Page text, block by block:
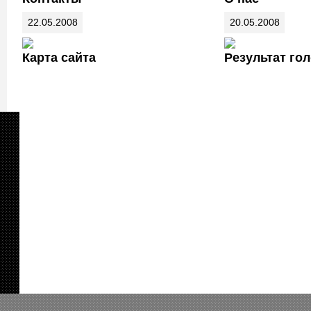
22.05.2008
Карта сайта
20.05.2008
Результат